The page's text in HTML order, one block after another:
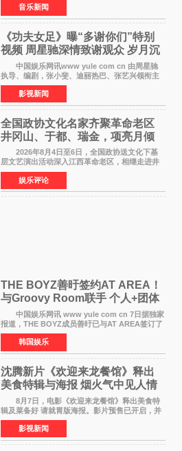
地区局势，到世界各地仍在发生的动荡与不安，
战争从来不只
音乐新闻
《功夫女足》曝“多谢你们”特别
视频 周星驰深情致谢观众 岁月沉
淀不灭初心
中国娱乐网讯www yule com cn 由周星驰
执导、编剧，张小斐、迪丽热巴、张艺兴领衔主
演，刘嘉玲、佐藤健特别出演，艾米、雪野、蔡
思贝、胡予安、倪好特别介绍的喜剧电影《功夫
女足》释出多谢你
影视新闻
全国政协文化名家齐聚革命老区
井冈山、于都、瑞金，项亮月倾
情献唱《桃花谣》致敬红色沃土
2026年8月4日至6日，全国政协送文化下基
层文艺演出活动深入江西革命老区，相继走进井
冈山、于都长征出发地、瑞金三地。由全国政协
文化文史和学习委员会副主任、甘肃省政协原主
席欧阳坚率团，一
娱乐评论
THE BOYZ善旴签约AT AREA！
与Groovy Room联手 个人+团体
活动并行
中国娱乐网讯 www yule com cn 7日据独家
报道，THE BOYZ成员善旴已与AT AREA签订了
专属合约。AT AREA是由知名制作人组合
Groovy Room创立的hip-hop厂牌，旗下拥有多
位实力派音乐人，在韩
韩国娱乐
沈腾新片《欢迎来龙餐馆》释出
美食特辑与海报 烟火气中见人情
温暖
8月7日，电影《欢迎来龙餐馆》释出美食特
辑及菜备好 请就胃版海报。影片预售已开启，并
将于8月8日至10日14:00-21:00举行全国超前点
映。电影《欢迎来龙餐馆》作为战争美食喜剧大
片，讲述了中国
影视新闻